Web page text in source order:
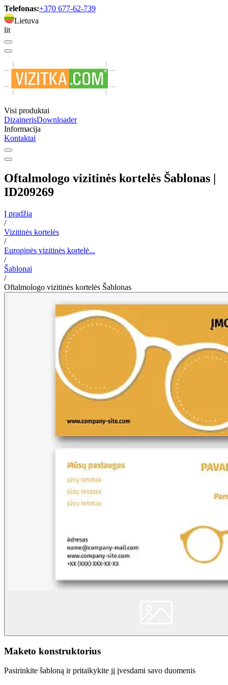
Telefonas:+370 677-62-739
Lietuva
lit
Visi produktai
DizainerisDownloader
Informacija
Kontaktai
Oftalmologo vizitinės kortelės Šablonas |
ID209269
Į pradžią
/
Vizitinės kortelės
/
Europinės vizitinės kortelė...
/
Šablonai
/
Oftalmologo vizitinės kortelės Šablonas
Maketo konstruktorius
Pasirinkite šabloną ir pritaikykite jį įvesdami savo duomenis